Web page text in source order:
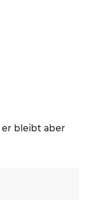
er bleibt aber